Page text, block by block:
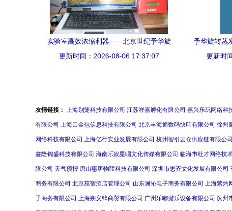
实验室高效浓缩利器——北京世纪予华旋
转蒸发仪技术解析
更新时间：2026-08-06 17:37:07
予华旋转蒸
更新时
友情链接： 上海别笼科技有限公司 江苏祥嘉孵化有限公司 嘉兴乐玩网络科
有限公司 上海口金包信息科技有限公司 北京丰海通数码快印有限公司 徐州
网络科技有限公司 上海亿行实业发展有限公司 杭州智引云仓供应链有限公司
鑫隆锦盛科技有限公司 海南乐娱星唱文化传媒有限公司 临海市杜才网络技
限公司 天气预报 唐山惠唐物联科技有限公司 深圳市思齐文化发展有限公司
商务有限公司 北京苑宿酒店管理公司 山东澜沁电子商务有限公司 上海紫灼
子商务有限公司 上海朔义锌商贸有限公司 广州乐嘟游乐设备有限公司 滨州